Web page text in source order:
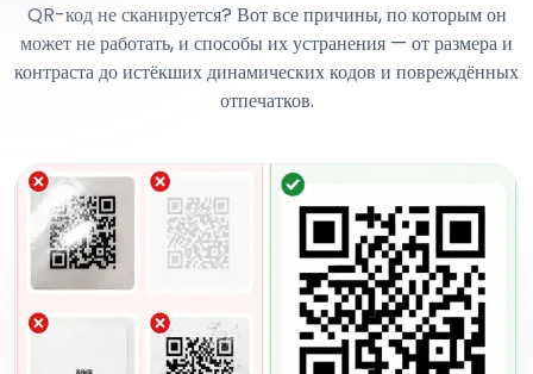
QR-код не сканируется? Вот все причины, по которым он
может не работать, и способы их устранения — от размера и
контраста до истёкших динамических кодов и повреждённых
отпечатков.